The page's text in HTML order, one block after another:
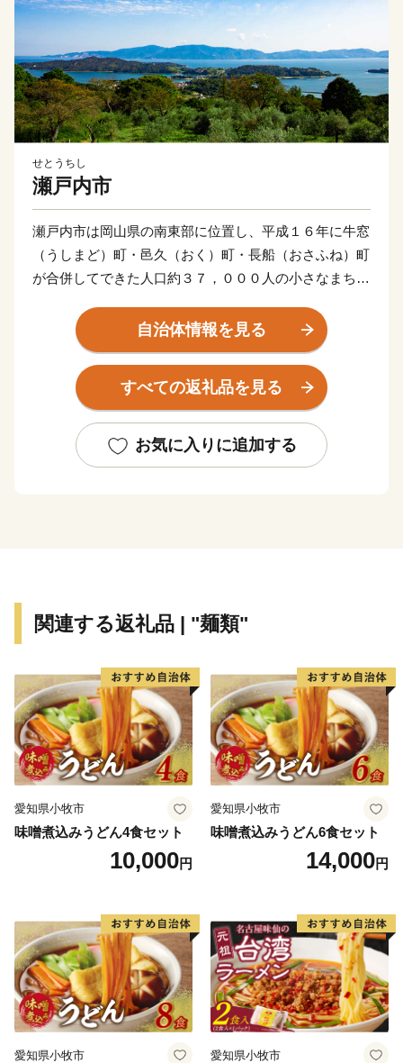
せとうちし
瀬戸内市
瀬戸内市は岡山県の南東部に位置し、平成１６年に牛窓
（うしまど）町・邑久（おく）町・長船（おさふね）町
が合併してできた人口約３７，０００人の小さなまちで
江戸時代に朝鮮通信使の寄港地として栄えた古い街並み
が残る市南部の牛窓町は多くの観光客が訪れる風光明媚
な港町です。牛窓オリーブ園の高台から望む瀬戸内海の
しょう。
に里帰りした国宝「山鳥毛」の山野が燃えるようにも見
備前長船刀剣博物館にてこの地で古より受け継がれてき
た刀剣文化をご鑑賞ください。
３町それぞれの魅力が詰まった瀬戸内市に是非一度お越
しください。
自治体情報を見る
すべての返礼品を見る
お気に入りに追加する
関連する返礼品 | "麺類"
愛知県小牧市
味噌煮込みうどん4食セット
10,000円
愛知県小牧市
味噌煮込みうどん6食セット
14,000円
愛知県小牧市 愛知県小牧市